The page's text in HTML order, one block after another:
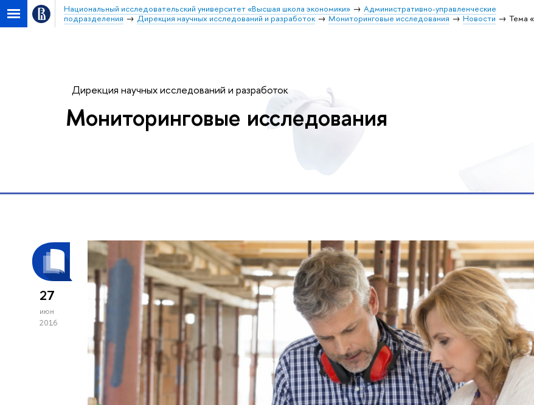
Национальный исследовательский университет «Высшая школа экономики»
Административно-управленческие
подразделения
Дирекция научных исследований и разработок Мониторинговые исследования Новости Тема
Дирекция научных исследований и разработок
Мониторинговые исследования
27
июн
2016